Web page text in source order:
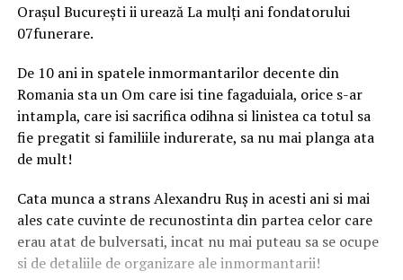
Orașul București ii urează La mulți ani fondatorului
07funerare.
De 10 ani in spatele inmormantarilor decente din
Romania sta un Om care isi tine fagaduiala, orice s-ar
intampla, care isi sacrifica odihna si linistea ca totul sa
fie pregatit si familiile indurerate, sa nu mai planga ata
de mult!
Cata munca a strans Alexandru Ruş in acesti ani si mai
ales cate cuvinte de recunostinta din partea celor care
erau atat de bulversati, incat nu mai puteau sa se ocupe
si de detaliile de organizare ale inmormantarii!